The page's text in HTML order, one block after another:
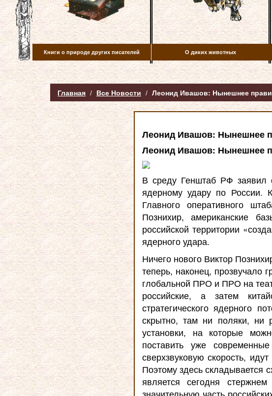
Книги о природе других писателей О диких животных
Главная Все Новости Леонид Ивашов: Нынешнее
Леонид Ивашов: Нынешнее
Леонид Ивашов: Нынешнее
В среду Генштаб РФ заявил
ядерному удару по России.
Главного оперативного
Познихир, американские
российской территории
ядерного удара.
Ничего нового Виктор
теперь, наконец, прозвучало
глобальной ПРО и ПРО на
российские, а затем
стратегического ядерного
скрытно, там ни поляки, ни
установки, на которые
поставить уже
сверхзвуковую скорость,
Поэтому здесь складывается
является сегодня